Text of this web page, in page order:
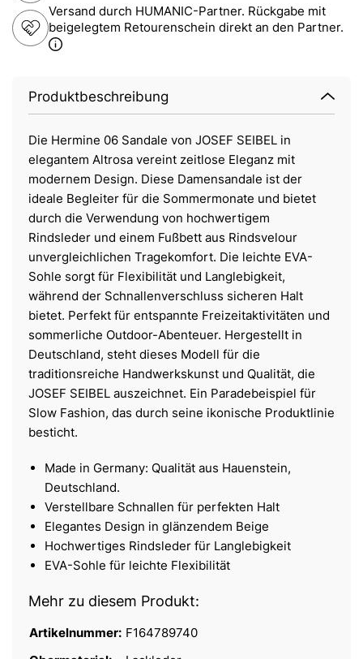
Versand durch HUMANIC-Partner. Rückgabe mit
beigelegtem Retourenschein direkt an den Partner.
Produktbeschreibung
Die Hermine 06 Sandale von JOSEF SEIBEL in
elegantem Altrosa vereint zeitlose Eleganz mit
modernem Design. Diese Damensandale ist der
ideale Begleiter für die Sommermonate und bietet
durch die Verwendung von hochwertigem
Rindsleder und einem Fußbett aus Rindsvelour
unvergleichlichen Tragekomfort. Die leichte EVA-
Sohle sorgt für Flexibilität und Langlebigkeit,
während der Schnallenverschluss sicheren Halt
bietet. Perfekt für entspannte Freizeitaktivitäten und
sommerliche Outdoor-Abenteuer. Hergestellt in
Deutschland, steht dieses Modell für die
traditionsreiche Handwerkskunst und Qualität, die
JOSEF SEIBEL auszeichnet. Ein Paradebeispiel für
Slow Fashion, das durch seine ikonische Produktlinie
besticht.
Made in Germany: Qualität aus Hauenstein,
Deutschland.
Verstellbare Schnallen für perfekten Halt
Elegantes Design in glänzendem Beige
Hochwertiges Rindsleder für Langlebigkeit
EVA-Sohle für leichte Flexibilität
Mehr zu diesem Produkt:
Artikelnummer: F164789740